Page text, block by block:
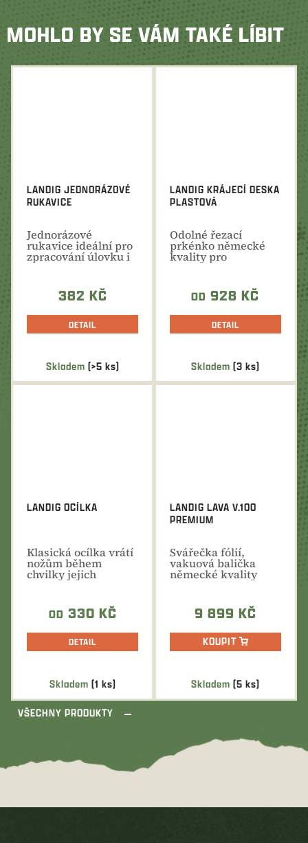
MOHLO BY SE VÁM TAKÉ LÍBIT
Skladem (>5 ks)
LANDIG JEDNORÁZOVÉ
RUKAVICE
Jednorázové
rukavice ideální pro
zpracování úlovku i
masa. Dokonalá
382 KČ
DETAIL
Skladem (3 ks)
LANDIG KRÁJECÍ DESKA
PLASTOVÁ
Odolné řezací
prkénko německé
kvality pro
hygienické
OD 928 KČ
DETAIL
Skladem (1 ks)
LANDIG OCÍLKA
Klasická ocílka vrátí
nožům během
chvilky jejich
původní ostrost.
OD 330 KČ
DETAIL
Skladem (5 ks)
LANDIG LAVA V.100
PREMIUM
Svářečka fólií,
vakuová balička
německé kvality
nejen pro domácí
9 899 KČ
KOUPIT
VŠECHNY PRODUKTY